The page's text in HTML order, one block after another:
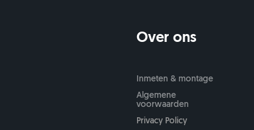
Over ons
Inmeten & montage
Algemene
voorwaarden
Privacy Policy